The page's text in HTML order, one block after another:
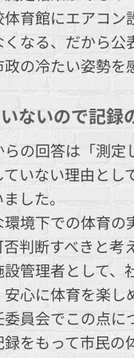
育館にエアコ
なる、だから
の冷たい姿勢を
ないので記録
の回答は「測
いない理由とし
した。
境下での体育の
判断すべきと考
管理者として
心に体育を楽
員会でこの点に
をもって市民